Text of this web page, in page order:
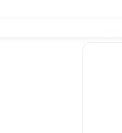
Päivittäinen